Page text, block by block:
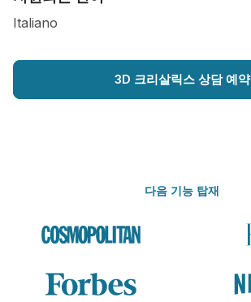
Italiano
3D 크리살릭스 상담 예약
다음 기능 탑재